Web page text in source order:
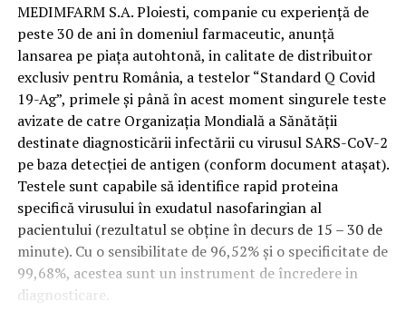
MEDIMFARM S.A. Ploiesti, companie cu experiență de
peste 30 de ani în domeniul farmaceutic, anunță
lansarea pe piața autohtonă, in calitate de distribuitor
exclusiv pentru România, a testelor “Standard Q Covid
19-Ag”, primele și până în acest moment singurele teste
avizate de catre Organizația Mondială a Sănătății
destinate diagnosticării infectării cu virusul SARS-CoV-2
pe baza detecției de antigen (conform document atașat).
Testele sunt capabile să identifice rapid proteina
specifică virusului în exudatul nasofaringian al
pacientului (rezultatul se obține în decurs de 15 – 30 de
minute). Cu o sensibilitate de 96,52% și o specificitate de
99,68%, acestea sunt un instrument de încredere in
diagnosticare.